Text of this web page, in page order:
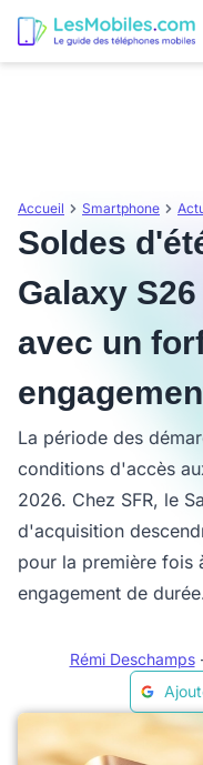
Accueil Smartphone
Soldes
Galaxy
avec un
La période des
conditions d'accès
2026. Chez SFR, le
d'acquisition
pour la première fois
engagement de
Rémi Deschamps